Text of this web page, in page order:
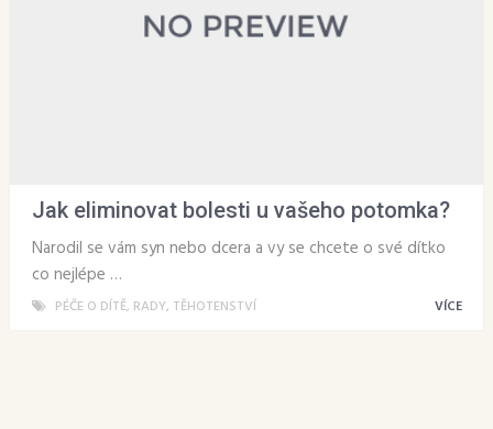
Jak eliminovat bolesti u vašeho potomka?
Narodil se vám syn nebo dcera a vy se chcete o své dítko
co nejlépe …
PÉČE O DÍTĚ, RADY, TĚHOTENSTVÍ VÍCE